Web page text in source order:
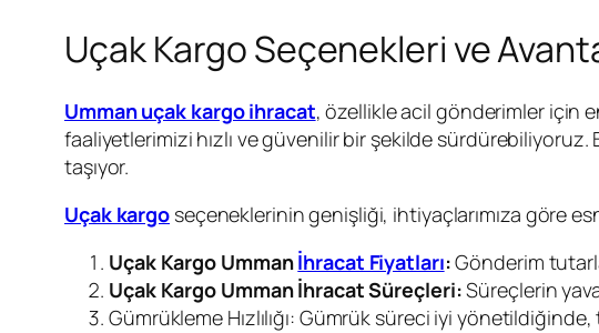
Uçak Kargo Seçenekleri ve
Umman uçak kargo ihracat, özellikle acil gönderimler için
faaliyetlerimizi hızlı ve güvenilir bir şekilde
taşıyor.
Uçak kargo seçeneklerinin genişliği, ihtiyaçlarımıza göre
Uçak Kargo Ummanİhracat Fiyatları:Gönderim
Uçak Kargo Umman İhracat Süreçleri:Süreçlerin
Gümrükleme Hızlılığı: Gümrük süreci iyi yönetildiğinde,